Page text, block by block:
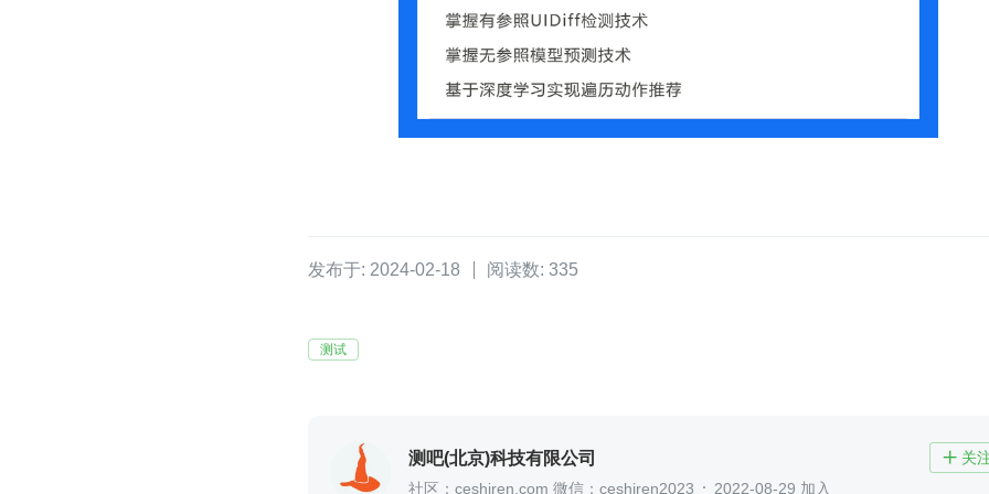
发布于: 2024-02-18 阅读数: 335
测试
测吧(北京)科技有限公司  关
社区：ceshiren.com 微信：ceshiren2023
2022-08-29 加入